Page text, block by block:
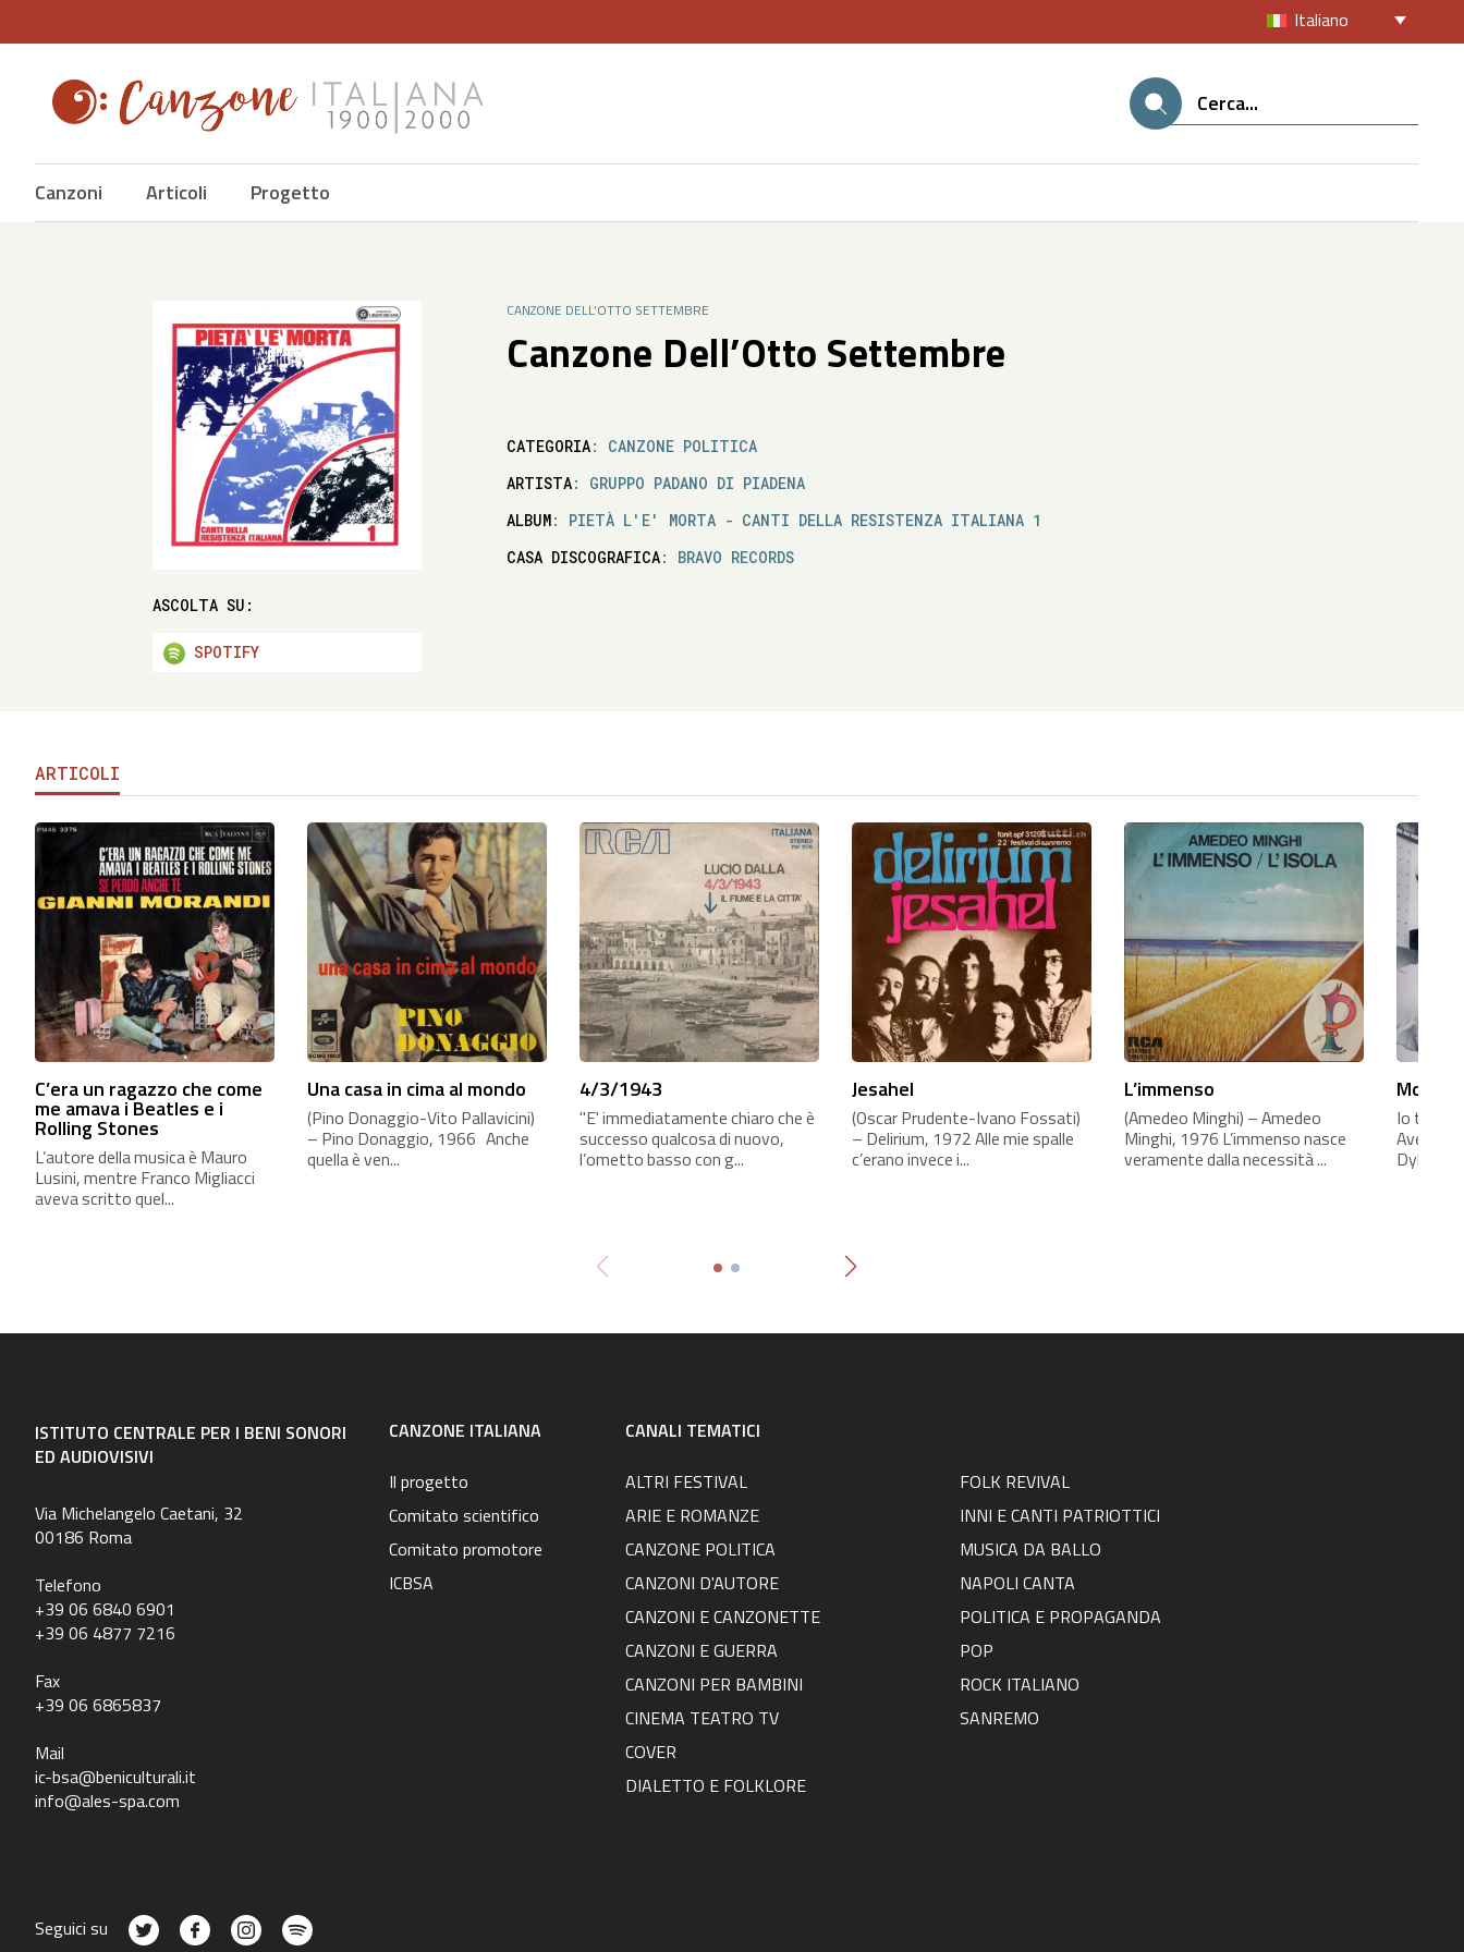
Italiano
Canzoni Articoli Progetto
ASCOLTA SU:
SPOTIFY
CANZONE DELL’OTTO SETTEMBRE
Canzone Dell’Otto Settembre
CATEGORIA: CANZONE POLITICA
ARTISTA: GRUPPO PADANO DI PIADENA
ALBUM: PIETÀ L'E' MORTA - CANTI DELLA RESISTENZA ITALIANA 1
CASA DISCOGRAFICA: BRAVO RECORDS
ARTICOLI
C’era un ragazzo che come
me amava i Beatles e i
Rolling Stones
L’autore della musica è Mauro
Lusini, mentre Franco Migliacci
aveva scritto quel...
Una casa in cima al mondo
(Pino Donaggio-Vito Pallavicini)
– Pino Donaggio, 1966 Anche
quella è ven...
4/3/1943
"E' immediatamente chiaro che è
successo qualcosa di nuovo,
l’ometto basso con g...
Jesahel
(Oscar Prudente-Ivano Fossati)
– Delirium, 1972 Alle mie spalle
c’erano invece i...
L’immenso
(Amedeo Minghi) – Amedeo
Minghi, 1976 L’immenso nasce
veramente dalla necessità ...
Mogol
Io
Avevo
Dylan
ISTITUTO CENTRALE PER I BENI SONORI
ED AUDIOVISIVI
Via Michelangelo Caetani, 32
00186 Roma
Telefono
+39 06 6840 6901
+39 06 4877 7216
Fax
+39 06 6865837
Mail
ic-bsa@beniculturali.it
info@ales-spa.com
Seguici su
CANZONE ITALIANA
Il progetto
Comitato scientifico
Comitato promotore
ICBSA
CANALI TEMATICI
ALTRI FESTIVAL
ARIE E ROMANZE
CANZONE POLITICA
CANZONI D'AUTORE
CANZONI E CANZONETTE
CANZONI E GUERRA
CANZONI PER BAMBINI
CINEMA TEATRO TV
COVER
DIALETTO E FOLKLORE
FOLK REVIVAL
INNI E CANTI PATRIOTTICI
MUSICA DA BALLO
NAPOLI CANTA
POLITICA E PROPAGANDA
POP
ROCK ITALIANO
SANREMO